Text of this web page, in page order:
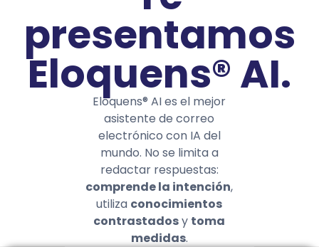
presentamos
Eloquens® AI.
Eloquens® AI es el mejor
asistente de correo
electrónico con IA del
mundo. No se limita a
redactar respuestas:
comprende la intención,
utiliza conocimientos
contrastadosy toma
medidas.